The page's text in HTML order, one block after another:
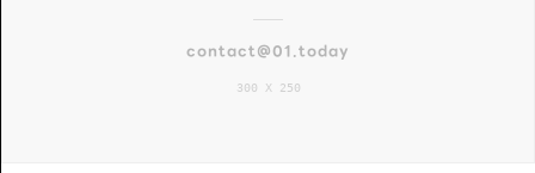
contact@01.today
300 X 250